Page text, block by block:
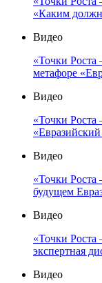
«Каким
Видео
«Точки Роста
метафоре
Видео
«Точки
Видео
«Точки
будущем
Видео
«Точки Роста
экспертная
Видео